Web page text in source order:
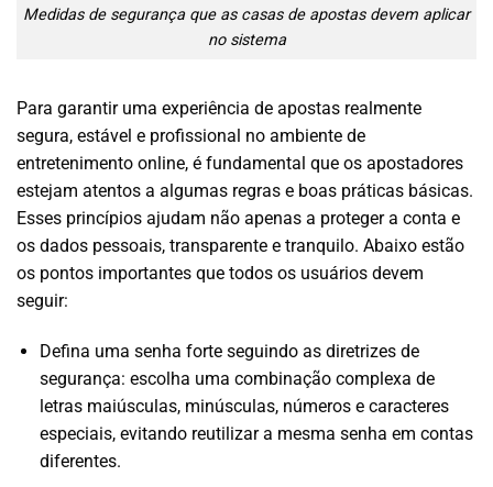
Medidas de segurança que as casas de apostas devem aplicar
no sistema
Para garantir uma experiência de apostas realmente
segura, estável e profissional no ambiente de
entretenimento online, é fundamental que os apostadores
estejam atentos a algumas regras e boas práticas básicas.
Esses princípios ajudam não apenas a proteger a conta e
os dados pessoais, transparente e tranquilo. Abaixo estão
os pontos importantes que todos os usuários devem
seguir:
Defina uma senha forte seguindo as diretrizes de
segurança: escolha uma combinação complexa de
letras maiúsculas, minúsculas, números e caracteres
especiais, evitando reutilizar a mesma senha em contas
diferentes.